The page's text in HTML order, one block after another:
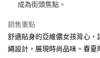
運送方式
付款後全家純取貨
成為街頭焦點。
銷售重點
舒適貼身的亞維儂女孩背心
繩設計，展現時尚品味。春夏